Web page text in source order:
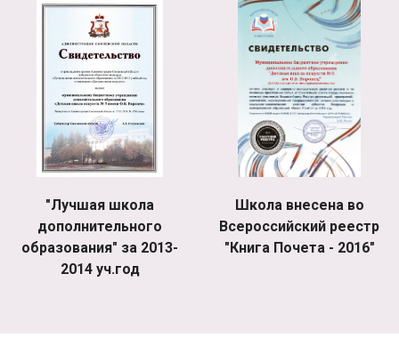
"Лучшая школа
дополнительного
образования" за 2013-
2014 уч.год
Школа внесена во
Всероссийский реестр
"Книга Почета - 2016"